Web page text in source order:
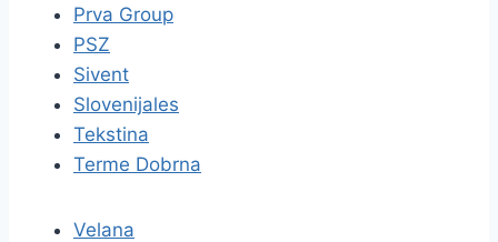
Prva Group
PSZ
Sivent
Slovenijales
Tekstina
Terme Dobrna
Velana